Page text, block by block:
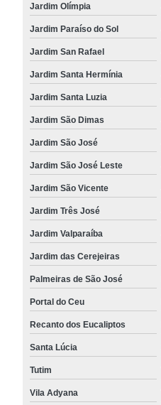
Jardim Olímpia
Jardim Paraíso do Sol
Jardim San Rafael
Jardim Santa Hermínia
Jardim Santa Luzia
Jardim São Dimas
Jardim São José
Jardim São José Leste
Jardim São Vicente
Jardim Três José
Jardim Valparaíba
Jardim das Cerejeiras
Palmeiras de São José
Portal do Ceu
Recanto dos Eucaliptos
Santa Lúcia
Tutim
Vila Adyana